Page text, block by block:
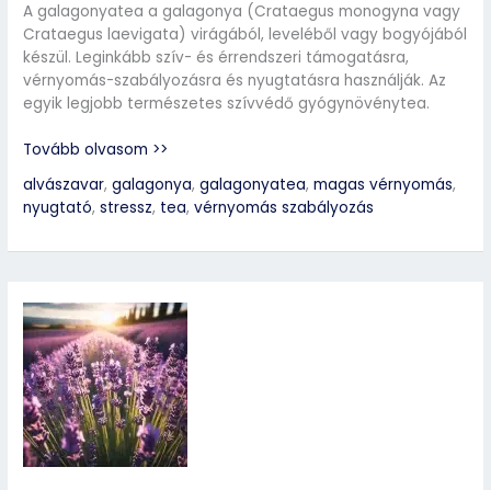
A galagonyatea a galagonya (Crataegus monogyna vagy
Crataegus laevigata) virágából, leveléből vagy bogyójából
készül. Leginkább szív- és érrendszeri támogatásra,
vérnyomás-szabályozásra és nyugtatásra használják. Az
egyik legjobb természetes szívvédő gyógynövénytea.
Tovább olvasom >>
alvászavar,galagonya,galagonyatea,magas vérnyomás,
nyugtató,stressz, tea,vérnyomás szabályozás
Levendula
(Lavandula
angustifolia)
R